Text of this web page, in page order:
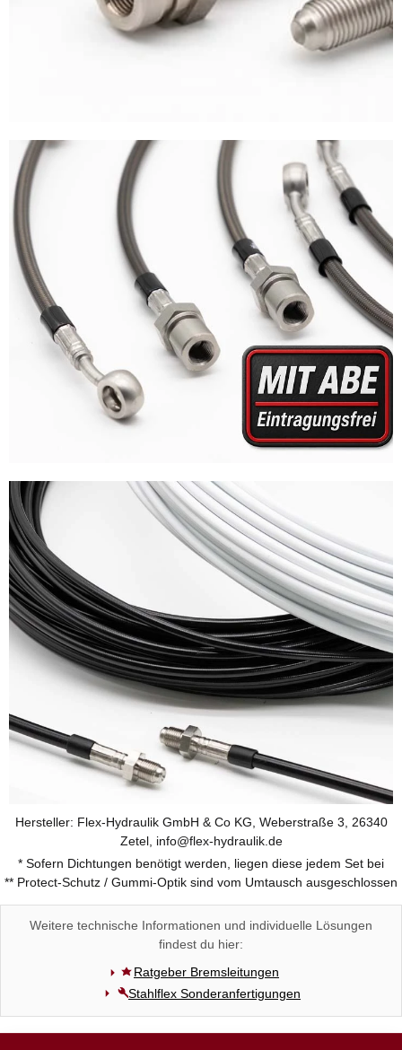
Hersteller: Flex-Hydraulik GmbH & Co KG, Weberstraße 3, 26340
Zetel, info@flex-hydraulik.de
* Sofern Dichtungen benötigt werden, liegen diese jedem Set bei
** Protect-Schutz / Gummi-Optik sind vom Umtausch ausgeschlossen
Weitere technische Informationen und individuelle Lösungen
findest du hier:
Ratgeber Bremsleitungen
Stahlflex Sonderanfertigungen